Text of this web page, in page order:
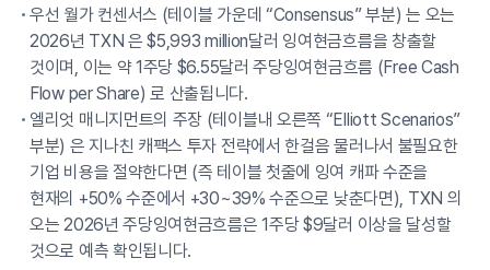
우선 월가 컨센서스 (테이블 가운데 “Consensus” 부분) 는 오는
2026년 TXN 은 $5,993 million달러 잉여현금흐름을 창출할
것이며, 이는 약 1주당 $6.55달러 주당잉여현금흐름 (Free Cash
Flow per Share) 로 산출됩니다.
엘리엇 매니지먼트의 주장 (테이블내 오른쪽 “Elliott Scenarios”
부분) 은 지나친 캐팩스 투자 전략에서 한걸음 물러나서 불필요한
기업 비용을 절약한다면 (즉 테이블 첫줄에 잉여 캐파 수준을
현재의 +50% 수준에서 +30~39% 수준으로 낮춘다면), TXN 의
오는 2026년 주당잉여현금흐름은 1주당 $9달러 이상을 달성할
것으로 예측 확인됩니다.